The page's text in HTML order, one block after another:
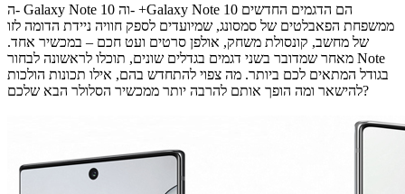
ה- Galaxy Note 10 וה- +Galaxy Note 10 הם הדגמים החדשים
ממשפחת הפאבלטים של סמסונג, שמיועדים לספק חוויה ניידת הדומה לזו
של מחשב, קונסולת משחק, אולפן סרטים ועט חכם – במכשיר אחד.
מאחר שמדובר בשני דגמים בגדלים שונים, תוכלו לראשונה לבחור Note
בגודל המתאים לכם ביותר. מה צפוי להתחדש בהם, אילו תכונות הולכות
להישאר ומה הופך אותם להרבה יותר ממכשיר הסלולר הבא שלכם?